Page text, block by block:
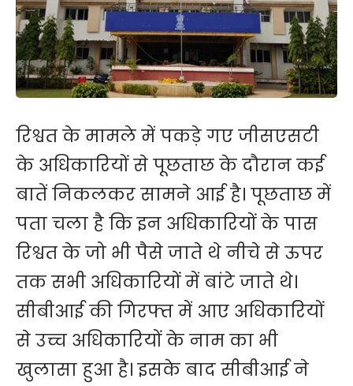
रिश्वत के मामले में पकड़े गए जीसएसटी
के अधिकारियों से पूछताछ के दौरान कई
बातें निकलकर सामने आई है। पूछताछ में
पता चला है कि इन अधिकारियों के पास
रिश्वत के जो भी पैसे जाते थे नीचे से ऊपर
तक सभी अधिकारियों में बांटे जाते थे।
सीबीआई की गिरफ्त में आए अधिकारियों
से उच्च अधिकारियों के नाम का भी
खुलासा हुआ है। इसके बाद सीबीआई ने